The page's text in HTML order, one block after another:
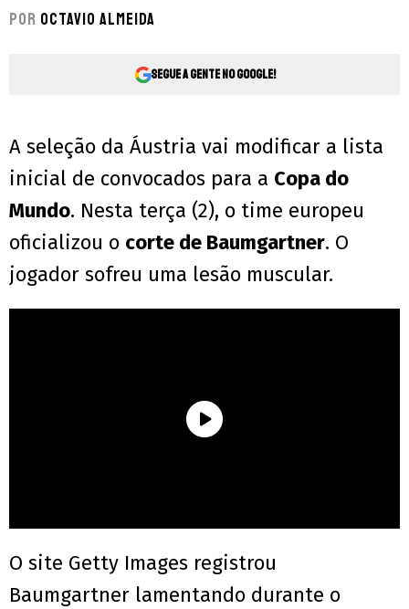
Por Octavio Almeida
Segue a gente no Google!
A seleção da Áustria vai modificar a lista
inicial de convocados para a Copa do
Mundo. Nesta terça (2), o time europeu
oficializou o corte de Baumgartner. O
jogador sofreu uma lesão muscular.
O site Getty Images registrou
Baumgartner lamentando durante o